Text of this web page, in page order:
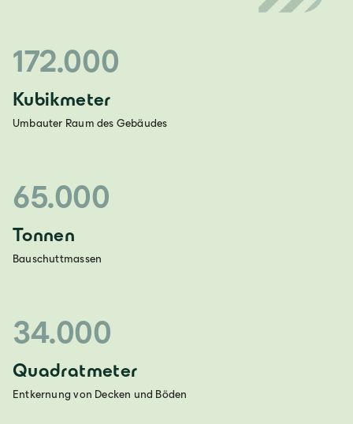
172.000
Kubikmeter
Umbauter Raum des Gebäudes
65.000
Tonnen
Bauschuttmassen
34.000
Quadratmeter
Entkernung von Decken und Böden